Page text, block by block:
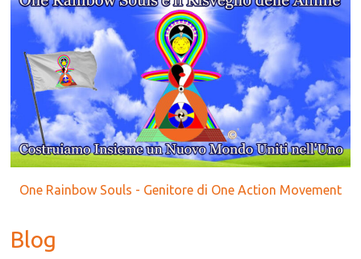
One Rainbow Souls - Genitore di One Action Movement
Blog